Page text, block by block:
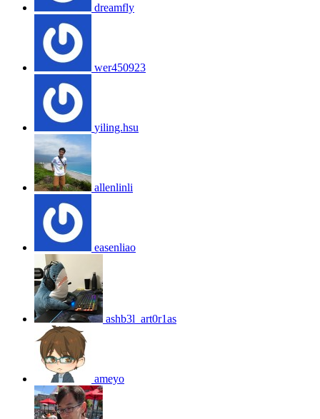
dreamfly
wer450923
yiling.hsu
allenlinli
easenliao
ashb3l_art0r1as
ameyo